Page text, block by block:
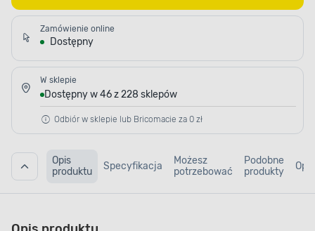
Zamówienie online
Dostępny
W sklepie
Dostępny w 46 z 228 sklepów
Odbiór w sklepie lub Bricomacie za 0 zł
Opis
produktu
Specyfikacja
Możesz
potrzebować
Podobne
produkty